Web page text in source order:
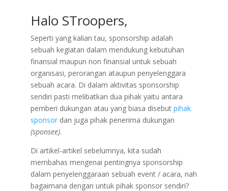
Halo STroopers,
Seperti yang kalian tau, sponsorship adalah
sebuah kegiatan dalam mendukung kebutuhan
finansial maupun non finansial untuk sebuah
organisasi, perorangan ataupun penyelenggara
sebuah acara. Di dalam aktivitas sponsorship
sendiri pasti melibatkan dua pihak yaitu antara
pemberi dukungan atau yang biasa disebut pihak
sponsordan juga pihak penerima dukungan
(sponsee).
Di artikel-artikel sebelumnya, kita sudah
membahas mengenai pentingnya sponsorship
dalam penyelenggaraan sebuah event / acara, nah
bagaimana dengan untuk pihak sponsor sendiri?